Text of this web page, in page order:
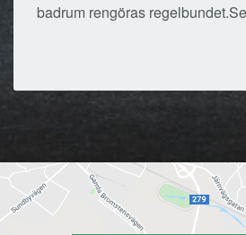
badrum rengöras